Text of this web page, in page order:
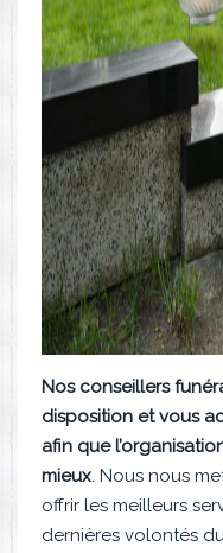
Nos conseillers
disposition et vous
afin que
mieux. Nous nous
offrir les meilleurs
dernières volontés